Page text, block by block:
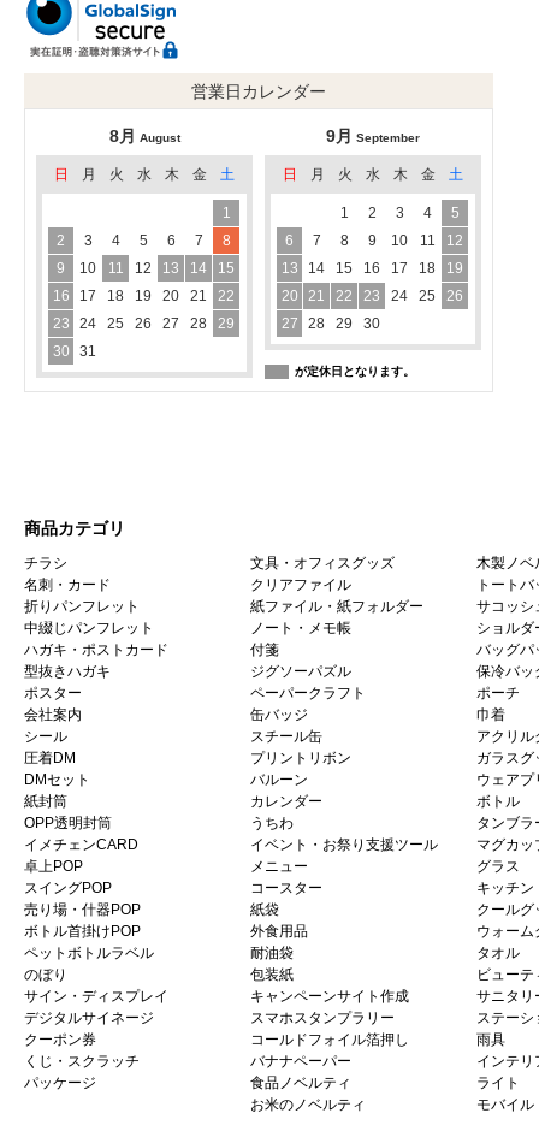
営業日カレンダー
8月 August
日 月 火 水 木 金 土
1
2
3 4 5 6 7
8
9
10 11 12 13 14
15
16
17 18 19 20 21
22
23
24 25 26 27 28
29
30
31
9月 September
日 月 火 水 木 金 土
1 2 3 4
5
6
7 8 9 10 11
12
13
14 15 16 17 18
19
20
21 22 23 24 25
26
27
28 29 30
が定休日となります。
商品カテゴリ
チラシ
名刺・カード
折りパンフレット
中綴じパンフレット
ハガキ・ポストカード
型抜きハガキ
ポスター
会社案内
シール
圧着DM
DMセット
紙封筒
OPP透明封筒
イメチェンCARD
卓上POP
スイングPOP
売り場・什器POP
ボトル首掛けPOP
ペットボトルラベル
のぼり
サイン・ディスプレイ
デジタルサイネージ
クーポン券
くじ・スクラッチ
パッケージ
文具・オフィスグッズ
クリアファイル
紙ファイル・紙フォルダー
ノート・メモ帳
付箋
ジグソーパズル
ペーパークラフト
缶バッジ
スチール缶
プリントリボン
バルーン
カレンダー
うちわ
イベント・お祭り支援ツール
メニュー
コースター
紙袋
外食用品
耐油袋
包装紙
キャンペーンサイト作成
スマホスタンプラリー
コールドフォイル箔押し
バナナペーパー
食品ノベルティ
お米のノベルティ
木製ノベ
トートバ
サコッシ
ショルダ
バッグパ
保冷バッ
ポーチ
巾着
アクリル
ガラスグ
ウェアプ
ボトル
タンブラ
マグカッ
グラス
キッチン
クールグ
ウォーム
タオル
ビューテ
サニタリ
ステーシ
雨具
インテリ
ライト
モバイル